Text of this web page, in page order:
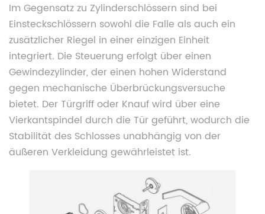
Im Gegensatz zu Zylinderschlössern sind bei
Einsteckschlössern sowohl die Falle als auch ein
zusätzlicher Riegel in einer einzigen Einheit
integriert. Die Steuerung erfolgt über einen
Gewindezylinder, der einen hohen Widerstand
gegen mechanische Überbrückungsversuche
bietet. Der Türgriff oder Knauf wird über eine
Vierkantspindel durch die Tür geführt, wodurch die
Stabilität des Schlosses unabhängig von der
äußeren Verkleidung gewährleistet ist.